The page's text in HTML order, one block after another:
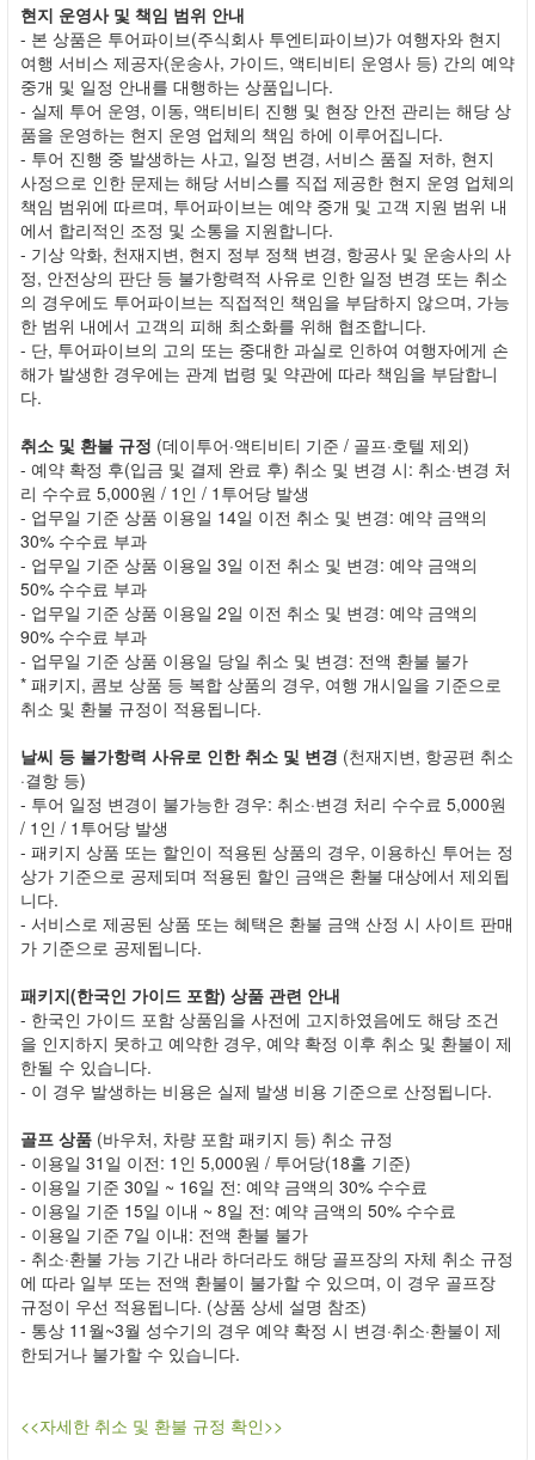
현지 운영사 및 책임 범위 안내
- 본 상품은 투어파이브(주식회사 투엔티파이브)가 여행자와 현지
여행 서비스 제공자(운송사, 가이드, 액티비티 운영사 등) 간의 예약
중개 및 일정 안내를 대행하는 상품입니다.
- 실제 투어 운영, 이동, 액티비티 진행 및 현장 안전 관리는 해당 상
품을 운영하는 현지 운영 업체의 책임 하에 이루어집니다.
- 투어 진행 중 발생하는 사고, 일정 변경, 서비스 품질 저하, 현지
사정으로 인한 문제는 해당 서비스를 직접 제공한 현지 운영 업체의
책임 범위에 따르며, 투어파이브는 예약 중개 및 고객 지원 범위 내
에서 합리적인 조정 및 소통을 지원합니다.
- 기상 악화, 천재지변, 현지 정부 정책 변경, 항공사 및 운송사의 사
정, 안전상의 판단 등 불가항력적 사유로 인한 일정 변경 또는 취소
의 경우에도 투어파이브는 직접적인 책임을 부담하지 않으며, 가능
한 범위 내에서 고객의 피해 최소화를 위해 협조합니다.
- 단, 투어파이브의 고의 또는 중대한 과실로 인하여 여행자에게 손
해가 발생한 경우에는 관계 법령 및 약관에 따라 책임을 부담합니
다.
취소 및 환불 규정 (데이투어·액티비티 기준 / 골프·호텔 제외)
- 예약 확정 후(입금 및 결제 완료 후) 취소 및 변경 시: 취소·변경 처
리 수수료 5,000원 / 1인 / 1투어당 발생
- 업무일 기준 상품 이용일 14일 이전 취소 및 변경: 예약 금액의
30% 수수료 부과
- 업무일 기준 상품 이용일 3일 이전 취소 및 변경: 예약 금액의
50% 수수료 부과
- 업무일 기준 상품 이용일 2일 이전 취소 및 변경: 예약 금액의
90% 수수료 부과
- 업무일 기준 상품 이용일 당일 취소 및 변경: 전액 환불 불가
* 패키지, 콤보 상품 등 복합 상품의 경우, 여행 개시일을 기준으로
취소 및 환불 규정이 적용됩니다.
날씨 등 불가항력 사유로 인한 취소 및 변경 (천재지변, 항공편 취소
·결항 등)
- 투어 일정 변경이 불가능한 경우: 취소·변경 처리 수수료 5,000원
/ 1인 / 1투어당 발생
- 패키지 상품 또는 할인이 적용된 상품의 경우, 이용하신 투어는 정
상가 기준으로 공제되며 적용된 할인 금액은 환불 대상에서 제외됩
니다.
- 서비스로 제공된 상품 또는 혜택은 환불 금액 산정 시 사이트 판매
가 기준으로 공제됩니다.
패키지(한국인 가이드 포함) 상품 관련 안내
- 한국인 가이드 포함 상품임을 사전에 고지하였음에도 해당 조건
을 인지하지 못하고 예약한 경우, 예약 확정 이후 취소 및 환불이 제
한될 수 있습니다.
- 이 경우 발생하는 비용은 실제 발생 비용 기준으로 산정됩니다.
골프 상품 (바우처, 차량 포함 패키지 등) 취소 규정
- 이용일 31일 이전: 1인 5,000원 / 투어당(18홀 기준)
- 이용일 기준 30일 ~ 16일 전: 예약 금액의 30% 수수료
- 이용일 기준 15일 이내 ~ 8일 전: 예약 금액의 50% 수수료
- 이용일 기준 7일 이내: 전액 환불 불가
- 취소·환불 가능 기간 내라 하더라도 해당 골프장의 자체 취소 규정
에 따라 일부 또는 전액 환불이 불가할 수 있으며, 이 경우 골프장
규정이 우선 적용됩니다. (상품 상세 설명 참조)
- 통상 11월~3월 성수기의 경우 예약 확정 시 변경·취소·환불이 제
한되거나 불가할 수 있습니다.
<<자세한 취소 및 환불 규정 확인>>